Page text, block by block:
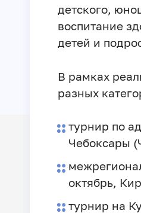
детского,
воспитание
детей и
В рамках
разных
турнир по
Чебоксары
октябрь,
турнир на